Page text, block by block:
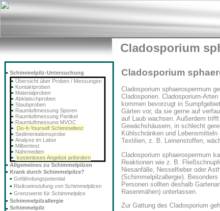
Cladosporium
Cladosporium
Cladosporium sphaerospermum
Cladosporien. Cladosporium-
kommen bevorzugt in
Gärten vor, da sie gerne auf
auf Laub wachsen. Außerdem
Gewächshäusern, in schlecht
Kühlschränken und Lebensmitteln
Textilien, z. B. Leinenstoffen,
Cladosporium sphaerospermum
Reaktionen wie z. B.
Niesanfälle, Nesselfieber oder
(Schimmelpilzallergie).
Personen sollten deshalb
Rasenmähen) unterlassen.
Zur Gattung des Cladosporium
Schimmelpilz-Untersuchung
Übersicht über Proben / Messungen
Kontaktproben
Materialproben
Abklatschproben
Staubproben
Raumluftmessung Sporen
Raumluftmessung Partikel
Raumluftmessung MVOC
Do-It-Yourself Schimmeltest
Sedimentationsprobe
Analyse im Labor
Milbentest
Nährmedien
kostenloses Angebot anfordern
Allgemeines zu Schimmelpilzen
Krank durch Schimmelpilze?
Gefährdungspotential
Risikoeinstufung von Schimmelpilzen
Grenzwerte für Schimmelpilze
Schimmelpilzallergie
Schimmelpilz